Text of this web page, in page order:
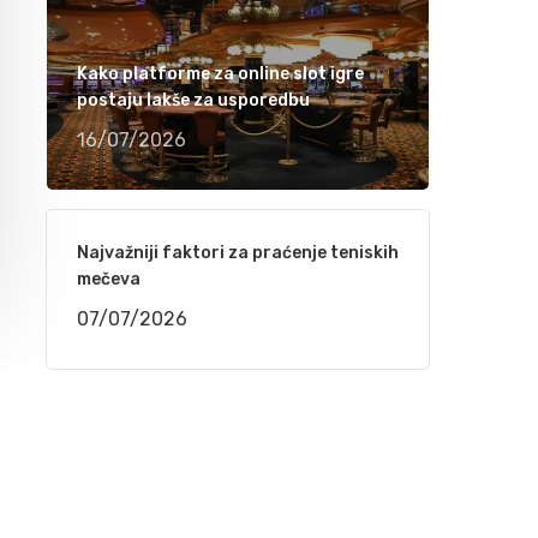
Kako platforme za online slot igre
postaju lakše za usporedbu
16/07/2026
Najvažniji faktori za praćenje teniskih
mečeva
07/07/2026
Ramiza Milkunić – Sanak me mori (VIDEO)
15/04/2021
Damir Imamović nominiran u dvije kategorije
za nagradu Songlines
Meho Puzić – 72 dana (VIDEO)
05/04/2021